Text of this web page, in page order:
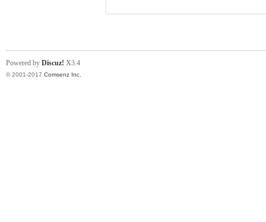
Powered by Discuz! X3.4
© 2001-2017 Comsenz Inc.